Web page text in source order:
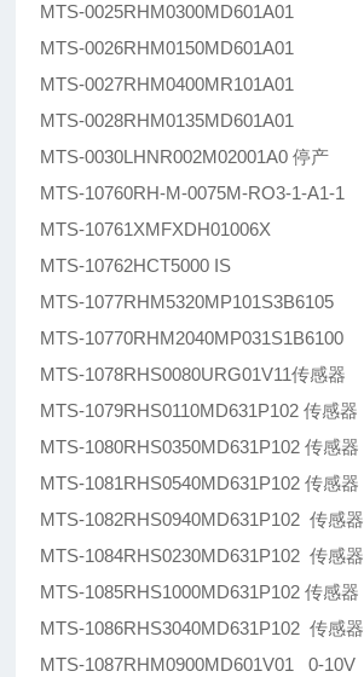
MTS-0025RHM0300MD601A01
MTS-0026RHM0150MD601A01
MTS-0027RHM0400MR101A01
MTS-0028RHM0135MD601A01
MTS-0030LHNR002M02001A0 停产
MTS-10760RH-M-0075M-RO3-1-A1-1
MTS-10761XMFXDH01006X
MTS-10762HCT5000 IS
MTS-1077RHM5320MP101S3B6105
MTS-10770RHM2040MP031S1B6100
MTS-1078RHS0080URG01V11传感器
MTS-1079RHS0110MD631P102 传感器
MTS-1080RHS0350MD631P102 传感器
MTS-1081RHS0540MD631P102 传感器
MTS-1082RHS0940MD631P102 传感器
MTS-1084RHS0230MD631P102 传感器
MTS-1085RHS1000MD631P102 传感器
MTS-1086RHS3040MD631P102 传感器
MTS-1087RHM0900MD601V01 0-10V